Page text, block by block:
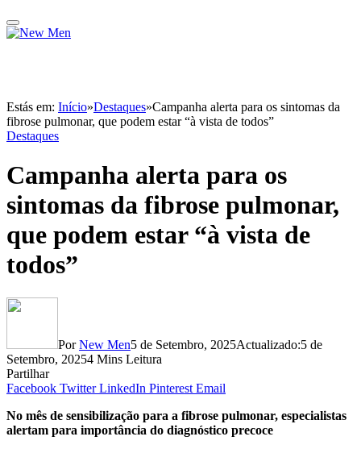
Estás em: Início»Destaques»Campanha alerta para os sintomas da
fibrose pulmonar, que podem estar “à vista de todos”
Destaques
Campanha alerta para os
sintomas da fibrose pulmonar,
que podem estar “à vista de
todos”
Por New Men5 de Setembro, 2025Actualizado:5 de
Setembro, 20254 Mins Leitura
Partilhar
Facebook Twitter LinkedIn Pinterest Email
No mês de sensibilização para a fibrose pulmonar, especialistas
alertam para importância do diagnóstico precoce